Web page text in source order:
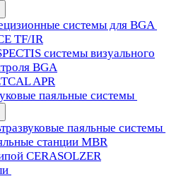
системы для BGA
TF/IR
системы визуального
BGA
APR
паяльные системы
паяльные системы
станции MBR
CERASOLZER